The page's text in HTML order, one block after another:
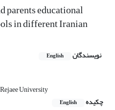
parents educational
in different Iranian
نویسندگان English
University
چکیده
English